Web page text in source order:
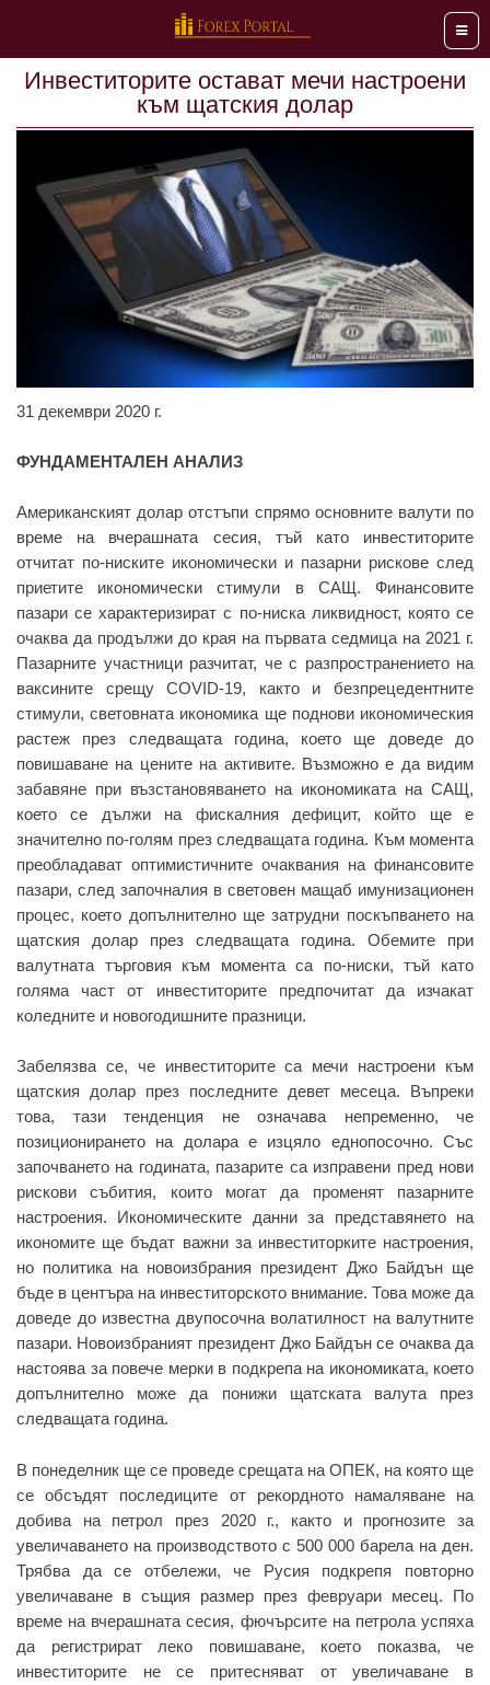
Меню
Инвеститорите остават мечи настроени
към щатския долар
31 декември 2020 г.
ФУНДАМЕНТАЛЕН АНАЛИЗ
Американският долар отстъпи спрямо основните валути по
време на вчерашната сесия, тъй като инвеститорите
отчитат по-ниските икономически и пазарни рискове след
приетите икономически стимули в САЩ. Финансовите
пазари се характеризират с по-ниска ликвидност, която се
очаква да продължи до края на първата седмица на 2021 г.
Пазарните участници разчитат, че с разпространението на
ваксините срещу COVID-19, както и безпрецедентните
стимули, световната икономика ще поднови икономическия
растеж през следващата година, което ще доведе до
повишаване на цените на активите. Възможно е да видим
забавяне при възстановяването на икономиката на САЩ,
което се дължи на фискалния дефицит, който ще е
значително по-голям през следващата година. Към момента
преобладават оптимистичните очаквания на финансовите
пазари, след започналия в световен мащаб имунизационен
процес, което допълнително ще затрудни поскъпването на
щатския долар през следващата година. Обемите при
валутната търговия към момента са по-ниски, тъй като
голяма част от инвеститорите предпочитат да изчакат
коледните и новогодишните празници.
Забелязва се, че инвеститорите са мечи настроени към
щатския долар през последните девет месеца. Въпреки
това, тази тенденция не означава непременно, че
позиционирането на долара е изцяло еднопосочно. Със
започването на годината, пазарите са изправени пред нови
рискови събития, които могат да променят пазарните
настроения. Икономическите данни за представянето на
икономите ще бъдат важни за инвеститорките настроения,
но политика на новоизбрания президент Джо Байдън ще
бъде в центъра на инвеститорското внимание. Това може да
доведе до известна двупосочна волатилност на валутните
пазари. Новоизбраният президент Джо Байдън се очаква да
настоява за повече мерки в подкрепа на икономиката, което
допълнително може да понижи щатската валута през
следващата година.
В понеделник ще се проведе срещата на ОПЕК, на която ще
се обсъдят последиците от рекордното намаляване на
добива на петрол през 2020 г., както и прогнозите за
увеличаването на производството с 500 000 барела на ден.
Трябва да се отбележи, че Русия подкрепя повторно
увеличаване в същия размер през февруари месец. По
време на вчерашната сесия, фючърсите на петрола успяха
да регистрират леко повишаване, което показва, че
инвеститорите не се притесняват от увеличаване в